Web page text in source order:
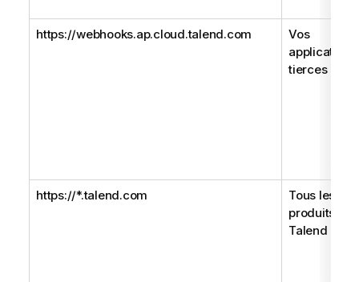
https://webhooks.ap.cloud.talend.com
Vos
applications
tierces :
https://*.talend.com
Tous les
produits
Talend